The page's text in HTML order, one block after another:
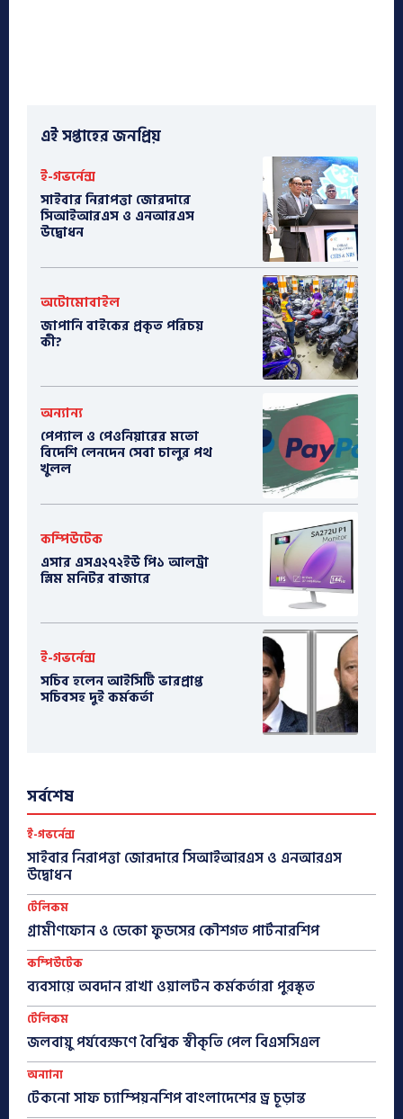
এই সপ্তাহের জনপ্রিয়
ই-গভর্নেন্স
সাইবার নিরাপত্তা জোরদারে
সিআইআরএস ও এনআরএস
উদ্বোধন
অটোমোবাইল
​জাপানি বাইকের প্রকৃত পরিচয়
কী?
অন্যান্য
পেপ্যাল ও পেওনিয়ারের মতো
বিদেশি লেনদেন সেবা চালুর পথ
খুলল
কম্পিউটেক
এসার এসএ২৭২ইউ পি১ আলট্রা
স্লিম মনিটর বাজারে
ই-গভর্নেন্স
সচিব হলেন আইসিটি ভারপ্রাপ্ত
সচিবসহ দুই কর্মকর্তা
সর্বশেষ
ই-গভর্নেন্স
সাইবার নিরাপত্তা জোরদারে সিআইআরএস ও এনআরএস
উদ্বোধন
টেলিকম
গ্রামীণফোন ও ডেকো ফুডসের কৌশগত পার্টনারশিপ
কম্পিউটেক
ব্যবসায়ে অবদান রাখা ওয়ালটন কর্মকর্তারা পুরস্কৃত
টেলিকম
জলবায়ু পর্যবেক্ষণে বৈশ্বিক স্বীকৃতি পেল বিএসসিএল
অন্যান্য
টেকনো সাফ চ্যাম্পিয়নশিপ বাংলাদেশের ড্র চূড়ান্ত